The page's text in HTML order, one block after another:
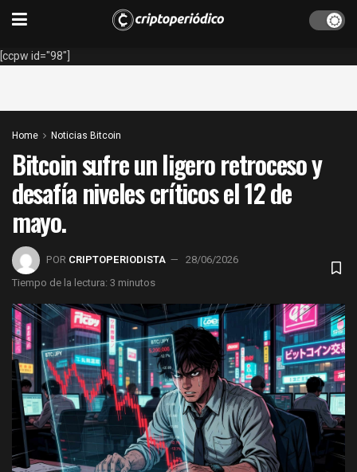
[ccpw id="98"]
Home Noticias Bitcoin
Bitcoin sufre un ligero retroceso y
desafía niveles críticos el 12 de
mayo.
POR CRIPTOPERIODISTA
28/06/2026
Tiempo de la lectura: 3 minutos